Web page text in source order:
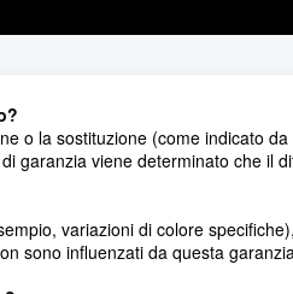
o la sostituzione (come indicato
garanzia viene determinato che il
variazioni di colore
sono influenzati da questa